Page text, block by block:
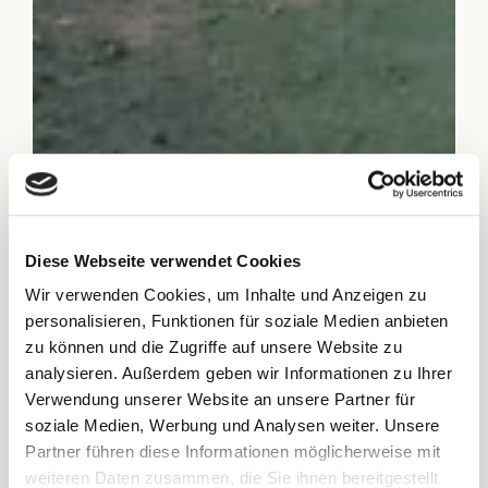
Diese Webseite verwendet Cookies
Wir verwenden Cookies, um Inhalte und Anzeigen zu
personalisieren, Funktionen für soziale Medien anbieten
zu können und die Zugriffe auf unsere Website zu
analysieren. Außerdem geben wir Informationen zu Ihrer
Verwendung unserer Website an unsere Partner für
soziale Medien, Werbung und Analysen weiter. Unsere
Partner führen diese Informationen möglicherweise mit
weiteren Daten zusammen, die Sie ihnen bereitgestellt